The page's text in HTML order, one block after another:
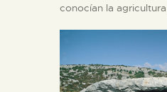
conocían la